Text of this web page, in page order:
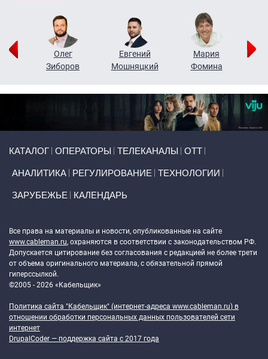
Олег
Зиборов
Евгений
Мошняцкий
Мария
Фомина
КАТАЛОГ ОПЕРАТОРЫ ТЕЛЕКАНАЛЫ ОТТ
АНАЛИТИКА РЕГУЛИРОВАНИЕ ТЕХНОЛОГИИ
ЗАРУБЕЖЬЕ КАЛЕНДАРЬ
Все права на материалы и новости, опубликованные на сайте
www.cableman.ru, охраняются в соответствии с законодательством РФ.
Допускается цитирование без согласования с редакцией не более трети
от объема оригинального материала, с обязательной прямой
гиперссылкой.
©2005 - 2026 «Кабельщик»
Политика сайта "Кабельщик" (интернет-адреса www.cableman.ru) в
отношении обработки персональных данных пользователей сети
интернет
DrupalCoder — поддержка сайта c 2017 года